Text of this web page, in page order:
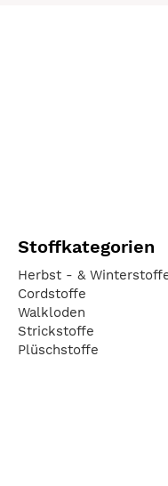
Stoffkategorien
Herbst - &
Cordstoffe
Walkloden
Strickstoffe
Plüschstoffe